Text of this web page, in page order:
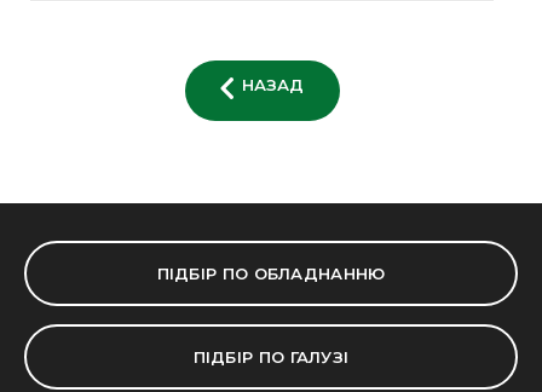
НАЗАД
ПІДБІР ПО ОБЛАДНАННЮ
ПІДБІР ПО ГАЛУЗІ